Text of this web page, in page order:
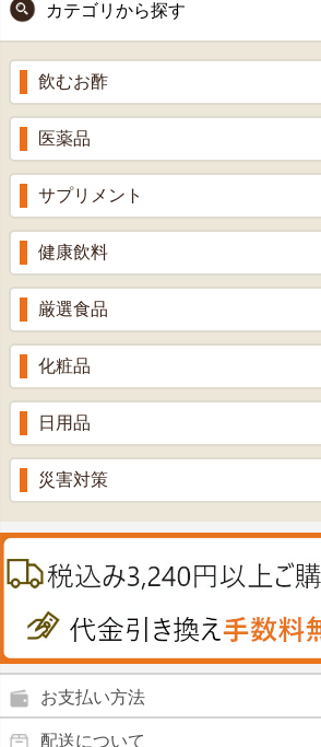
カテゴリから探す
飲むお酢
補酵素のちから
くろ酢
りんご酢
ざくろ酢
梅酢
医薬品
風邪薬
胃腸薬
整腸薬
解熱鎮痛剤
滋養強壮
消炎鎮痛剤
肌・皮膚のお薬
絆創膏
殺菌消毒液
鼻炎薬
サプリメント
ウコン
乳酸菌
ローヤルゼリー
牡蠣エキス
プラセンタ
肝油
鉄
ノコギリヤシ
グルコサミン
田七人参
イチョウ葉
健康飲料
健康茶
漢方茶
青汁・豆乳
甘酒
健康ドリンク
厳選食品
もち麦・十六穀米
生姜
丼の素
のど飴
うどん・そば
喜多方ラーメン
カレー・シチュー
化粧品
美容品
スキンクリーム＆美容パック
ウオッシュ＆ソープ
日用品
入浴剤
災害対策
お支払い方法
クレジットカード(1 回払いのみ)
配送について